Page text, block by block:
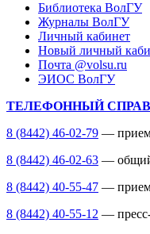
Библиотека ВолГУ
Журналы ВолГУ
Личный кабинет
Новый личный
Почта @volsu.ru
ЭИОС ВолГУ
ТЕЛЕФОННЫЙ
8 (8442) 46-02-79 —
8 (8442) 46-02-63 —
8 (8442) 40-55-47 —
8 (8442) 40-55-12 —